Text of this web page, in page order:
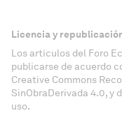
Licencia y
Los artículos del Foro
publicarse de acuerdo
Creative Commons
SinObraDerivada 4.0, y
uso.